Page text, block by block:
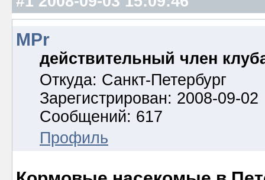
MPr
действительный член
Откуда: Санкт-Петербург
Зарегистрирован: 2008-09-02
Сообщений: 617
Профиль